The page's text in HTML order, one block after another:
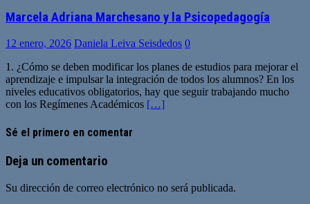
Marcela Adriana Marchesano y la Psicopedagogía
12 enero, 2026 Daniela Leiva Seisdedos 0
1. ¿Cómo se deben modificar los planes de estudios para mejorar el
aprendizaje e impulsar la integración de todos los alumnos? En los
niveles educativos obligatorios, hay que seguir trabajando mucho
con los Regímenes Académicos […]
Sé el primero en comentar
Deja un comentario
Su dirección de correo electrónico no será publicada.